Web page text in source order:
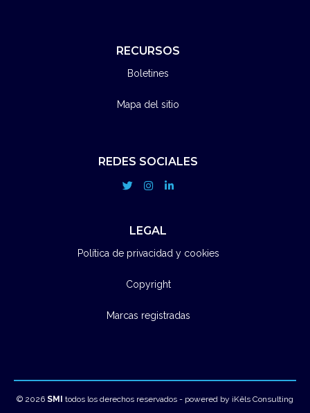
RECURSOS
Boletines
Mapa del sitio
REDES SOCIALES
LEGAL
Política de privacidad y cookies
Copyright
Marcas registradas
© 2026 SMI todos los derechos reservados - powered by iKêls Consulting